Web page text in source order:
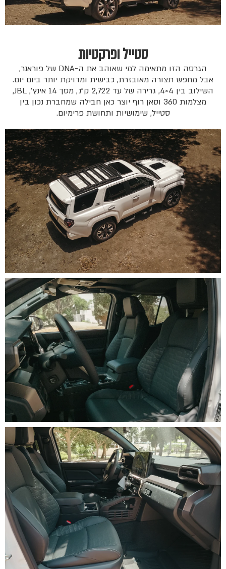
סטייל ופרקטיות
הגרסה הזו מתאימה למי שאוהב את ה-DNA של פוראנר,
אבל מחפש תצורה מאובזרת, כבישית ומדויקת יותר ביום יום.
השילוב בין 4×4, גרירה של עד 2,722 ק״ג, מסך 14 אינץ׳, JBL,
מצלמות 360 וסאן רוף יוצר כאן חבילה שמחברת נכון בין
סטייל, שימושיות ותחושת פרימיום.